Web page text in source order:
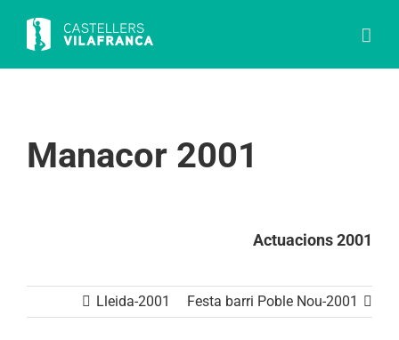
content
Manacor 2001
Actuacions 2001
Lleida-2001 Festa barri Poble Nou-2001